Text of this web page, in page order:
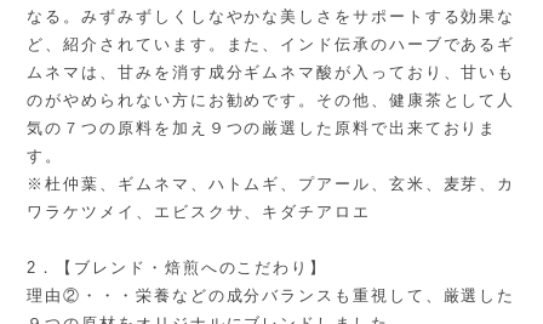
なる。みずみずしくしなやかな美しさをサポートする効果な
ど、紹介されています。また、インド伝承のハーブであるギ
ムネマは、甘みを消す成分ギムネマ酸が入っており、甘いも
のがやめられない方にお勧めです。その他、健康茶として人
気の７つの原料を加え９つの厳選した原料で出来ておりま
す。
※杜仲葉、ギムネマ、ハトムギ、プアール、玄米、麦芽、カ
ワラケツメイ、エビスクサ、キダチアロエ
2．【ブレンド・焙煎へのこだわり】
理由②・・・栄養などの成分バランスも重視して、厳選した